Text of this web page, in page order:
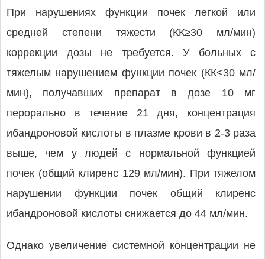
При нарушениях функции почек легкой или
средней степени тяжести (КК≥30 мл/мин)
коррекции дозы не требуется. У больных с
тяжелым нарушением функции почек (КК<30 мл/
мин), получавших препарат в дозе 10 мг
перорально в течение 21 дня, концентрация
ибандроновой кислоты в плазме крови в 2-3 раза
выше, чем у людей с нормальной функцией
почек (общий клиренс 129 мл/мин). При тяжелом
нарушении функции почек общий клиренс
ибандроновой кислоты снижается до 44 мл/мин.
Однако увеличение системной концентрации не